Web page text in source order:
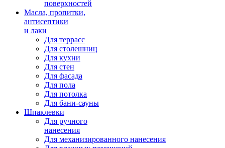
поверхностей
Масла, пропитки,
антисептики
и лаки
Для террасс
Для столешниц
Для кухни
Для стен
Для фасада
Для пола
Для потолка
Для бани-сауны
Шпаклевки
Для ручного
нанесения
Для механизированного нанесения